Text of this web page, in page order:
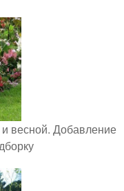
весной. Добавление